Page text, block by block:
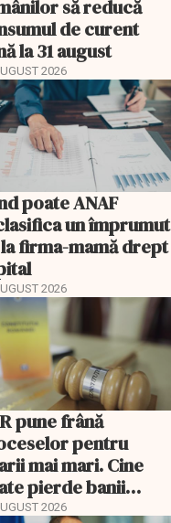
să reducă
de curent
la 31 august
2026
poate ANAF
un împrumut
firma-mamă drept
2026
pune frână
pentru
mai mari. Cine
pierde banii
statului
2026